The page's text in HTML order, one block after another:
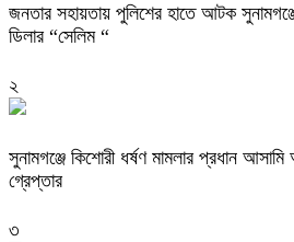
জনতার সহায়তায় পুলিশের হাতে আটক
ডিলার “সেলিম “
২
‎সুনামগঞ্জে কিশোরী ধর্ষণ মামলার প্রধান
গ্রেপ্তার
৩